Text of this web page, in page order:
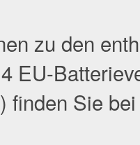
zu den
EU-
finden Sie